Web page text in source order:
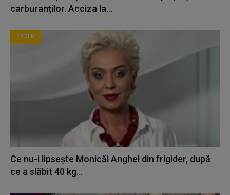
carburanților. Acciza la...
PROFM
Ce nu-i lipsește Monicăi Anghel din frigider, după
ce a slăbit 40 kg...